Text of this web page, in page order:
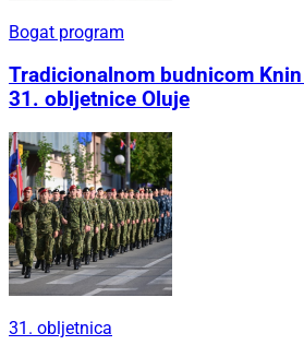
Bogat program
Tradicionalnom budnicom
31. obljetnice Oluje
31. obljetnica